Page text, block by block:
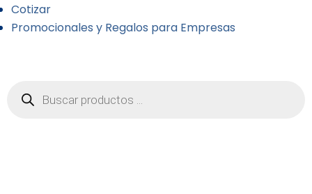
Cotizar
Promocionales y Regalos para Empresas
productos